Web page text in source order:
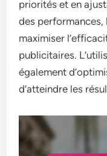
priorités et en
des performances,
maximiser
publicitaires.
également
d’atteindre les